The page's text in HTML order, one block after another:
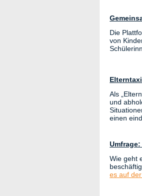
Die
von
Als
und
einen
Wie geht
es auf